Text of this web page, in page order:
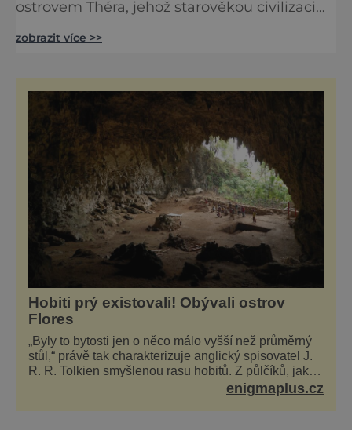
ostrovem Théra, jehož starověkou civilizaci
sopečný výbuch. A dnes se sem sjíždějí
stresu. Po výbuchu nezbylo prý z tehdejší
civilizace ostrova ani pověstné zblo, ale i tak
tu zdejší bělo
zobrazit více >>
Hobiti prý existovali! Obývali ostrov
Flores
„Byly to bytosti jen o něco málo vyšší než průměrný
stůl,“ právě tak charakterizuje anglický spisovatel J.
R. R. Tolkien smyšlenou rasu hobitů. Z půlčíků, jak
jim říká, následně udělá hlavní hrdiny svých slavných
fantasy knih. Podobné bytosti prý ovšem naši planetu
enigmaplus.cz